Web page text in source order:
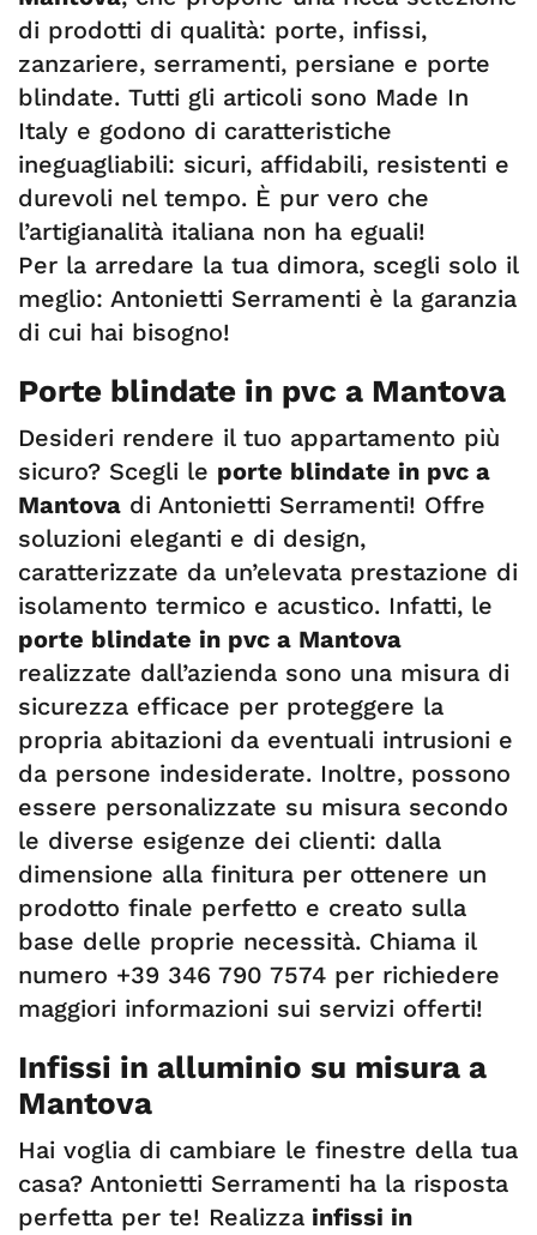
di prodotti di qualità: porte, infissi,
zanzariere, serramenti, persiane e porte
blindate. Tutti gli articoli sono Made In
Italy e godono di caratteristiche
ineguagliabili: sicuri, affidabili, resistenti e
durevoli nel tempo. È pur vero che
l’artigianalità italiana non ha eguali!
Per la arredare la tua dimora, scegli solo il
meglio: Antonietti Serramenti è la garanzia
di cui hai bisogno!
Porte blindate in pvc a Mantova
Desideri rendere il tuo appartamento più
sicuro? Scegli le porte blindate in pvc a
Mantova di Antonietti Serramenti! Offre
soluzioni eleganti e di design,
caratterizzate da un’elevata prestazione di
isolamento termico e acustico. Infatti, le
porte blindate in pvc a Mantova
realizzate dall’azienda sono una misura di
sicurezza efficace per proteggere la
propria abitazioni da eventuali intrusioni e
da persone indesiderate. Inoltre, possono
essere personalizzate su misura secondo
le diverse esigenze dei clienti: dalla
dimensione alla finitura per ottenere un
prodotto finale perfetto e creato sulla
base delle proprie necessità. Chiama il
numero +39 346 790 7574 per richiedere
maggiori informazioni sui servizi offerti!
Infissi in alluminio su misura a
Mantova
Hai voglia di cambiare le finestre della tua
casa? Antonietti Serramenti ha la risposta
perfetta per te! Realizza infissi in